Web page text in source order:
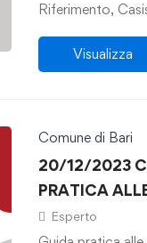
Riferimento,
Visualizza
Comune di Bari
20/12/2023
PRATICA
Esperto